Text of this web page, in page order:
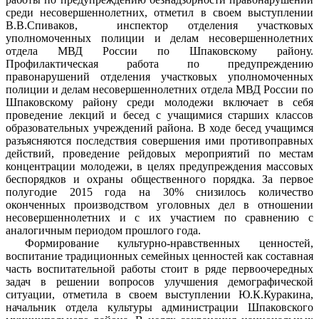
среди несовершеннолетних, отметил в своем выступлении
В.В.Спиваков, инспектор отделения участковых
уполномоченных полиции и делам несовершеннолетних
отдела МВД России по Шпаковскому району.
Профилактическая работа по предупреждению
правонарушений отделения участковых уполномоченных
полиции и делам несовершеннолетних отдела МВД России по
Шпаковскому району среди молодежи включает в себя
проведение лекций и бесед с учащимися старших классов
образовательных учреждений района. В ходе бесед учащимся
разъясняются последствия совершения ими противоправных
действий, проведение рейдовых мероприятий по местам
концентрации молодежи, в целях предупреждения массовых
беспорядков и охраны общественного порядка. За первое
полугодие 2015 года на 30% снизилось количество
оконченных производством уголовных дел в отношении
несовершеннолетних и с их участием по сравнению с
аналогичным периодом прошлого года.
Формирование культурно-нравственных ценностей,
воспитание традиционных семейных ценностей как составная
часть воспитательной работы стоит в ряде первоочередных
задач в решении вопросов улучшения демографической
ситуации, отметила в своем выступлении Ю.К.Куракина,
начальник отдела культуры администрации Шпаковского